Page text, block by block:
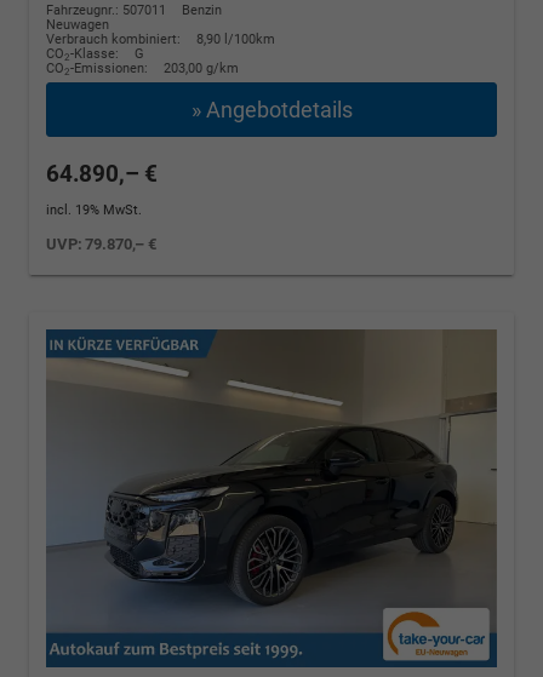
Fahrzeugnr.: 507011
Benzin
Neuwagen
Verbrauch kombiniert:
8,90 l/100km
CO2-Klasse:
G
CO2-Emissionen: 203,00 g/km
» Angebotdetails
64.890,– €
incl. 19% MwSt.
UVP:79.870,– €